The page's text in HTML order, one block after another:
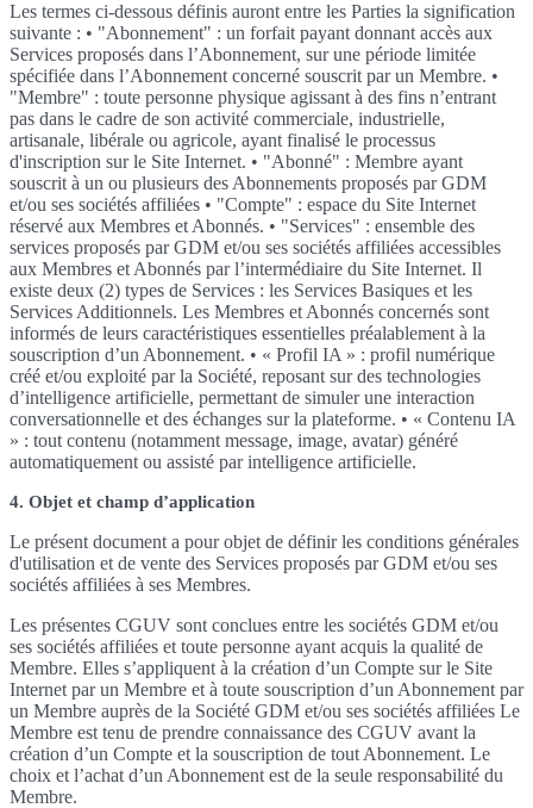
Les termes ci-dessous définis auront entre les Parties la signification
suivante : • "Abonnement" : un forfait payant donnant accès aux
Services proposés dans l’Abonnement, sur une période limitée
spécifiée dans l’Abonnement concerné souscrit par un Membre. •
"Membre" : toute personne physique agissant à des fins n’entrant
pas dans le cadre de son activité commerciale, industrielle,
artisanale, libérale ou agricole, ayant finalisé le processus
d'inscription sur le Site Internet. • "Abonné" : Membre ayant
souscrit à un ou plusieurs des Abonnements proposés par GDM
et/ou ses sociétés affiliées • "Compte" : espace du Site Internet
réservé aux Membres et Abonnés. • "Services" : ensemble des
services proposés par GDM et/ou ses sociétés affiliées accessibles
aux Membres et Abonnés par l’intermédiaire du Site Internet. Il
existe deux (2) types de Services : les Services Basiques et les
Services Additionnels. Les Membres et Abonnés concernés sont
informés de leurs caractéristiques essentielles préalablement à la
souscription d’un Abonnement. • « Profil IA » : profil numérique
créé et/ou exploité par la Société, reposant sur des technologies
d’intelligence artificielle, permettant de simuler une interaction
conversationnelle et des échanges sur la plateforme. • « Contenu IA
» : tout contenu (notamment message, image, avatar) généré
automatiquement ou assisté par intelligence artificielle.
4. Objet et champ d’application
Le présent document a pour objet de définir les conditions générales
d'utilisation et de vente des Services proposés par GDM et/ou ses
sociétés affiliées à ses Membres.
Les présentes CGUV sont conclues entre les sociétés GDM et/ou
ses sociétés affiliées et toute personne ayant acquis la qualité de
Membre. Elles s’appliquent à la création d’un Compte sur le Site
Internet par un Membre et à toute souscription d’un Abonnement par
un Membre auprès de la Société GDM et/ou ses sociétés affiliées Le
Membre est tenu de prendre connaissance des CGUV avant la
création d’un Compte et la souscription de tout Abonnement. Le
choix et l’achat d’un Abonnement est de la seule responsabilité du
Membre.